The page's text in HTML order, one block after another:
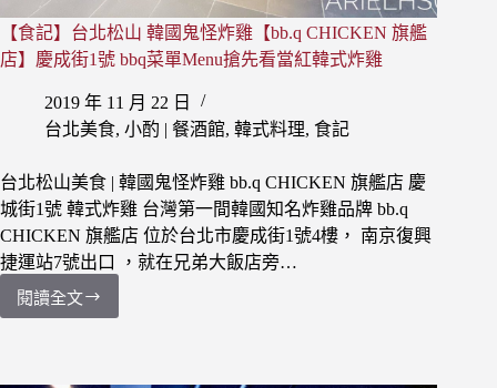
的
迫
鬼
怪
雞
【食記】台北松山 韓國鬼怪炸雞【bb.q CHICKEN 旗艦
店】慶成街1號 bbq菜單Menu搶先看當紅韓式炸雞
2019 年 11 月 22 日
台北美食, 小酌 | 餐酒館, 韓式料理, 食記
台北松山美食 | 韓國鬼怪炸雞 bb.q CHICKEN 旗艦店 慶
城街1號 韓式炸雞 台灣第一間韓國知名炸雞品牌 bb.q
CHICKEN 旗艦店 位於台北市慶成街1號4樓， 南京復興
捷運站7號出口 ，就在兄弟大飯店旁…
閱讀全文
【食